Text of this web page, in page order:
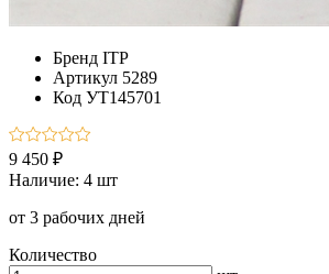
Бренд ITP
Артикул 5289
Код УТ145701
9 450 ₽
Наличие: 4 шт
от 3 рабочих дней
Количество